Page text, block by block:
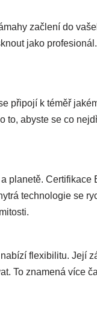
začlení do
jako
připojí k téměř
to, abyste se co
planetě. Certifikace
technologie se
flexibilitu. Její
To znamená více